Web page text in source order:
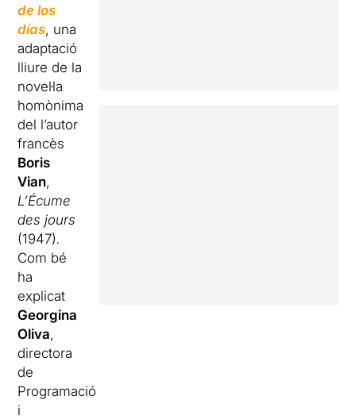
de los
días, una
adaptació
lliure de la
novel·la
homònima
del l’autor
francès
Boris
Vian,
L’Écume
des jours
(1947).
Com bé
ha
explicat
Georgina
Oliva,
directora
de
Programació
i